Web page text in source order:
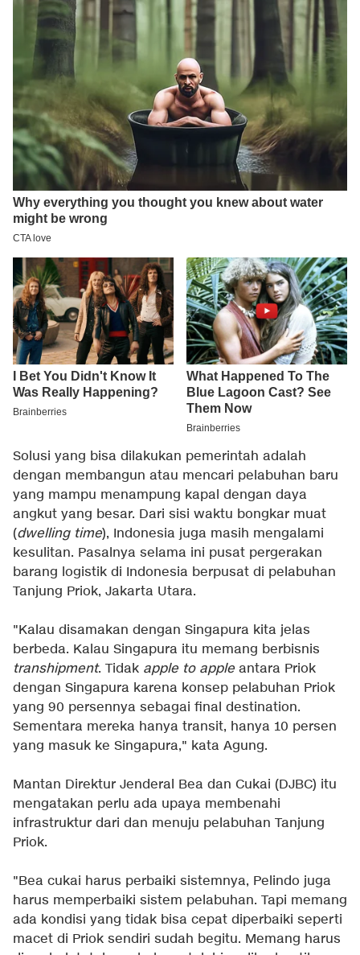
Solusi yang bisa dilakukan pemerintah adalah
dengan membangun atau mencari pelabuhan baru
yang mampu menampung kapal dengan daya
angkut yang besar. Dari sisi waktu bongkar muat
(dwelling time), Indonesia juga masih mengalami
kesulitan. Pasalnya selama ini pusat pergerakan
barang logistik di Indonesia berpusat di pelabuhan
Tanjung Priok, Jakarta Utara.
"Kalau disamakan dengan Singapura kita jelas
berbeda. Kalau Singapura itu memang berbisnis
transhipment. Tidak apple to apple antara Priok
dengan Singapura karena konsep pelabuhan Priok
yang 90 persennya sebagai final destination.
Sementara mereka hanya transit, hanya 10 persen
yang masuk ke Singapura," kata Agung.
Mantan Direktur Jenderal Bea dan Cukai (DJBC) itu
mengatakan perlu ada upaya membenahi
infrastruktur dari dan menuju pelabuhan Tanjung
Priok.
"Bea cukai harus perbaiki sistemnya, Pelindo juga
harus memperbaiki sistem pelabuhan. Tapi memang
ada kondisi yang tidak bisa cepat diperbaiki seperti
macet di Priok sendiri sudah begitu. Memang harus